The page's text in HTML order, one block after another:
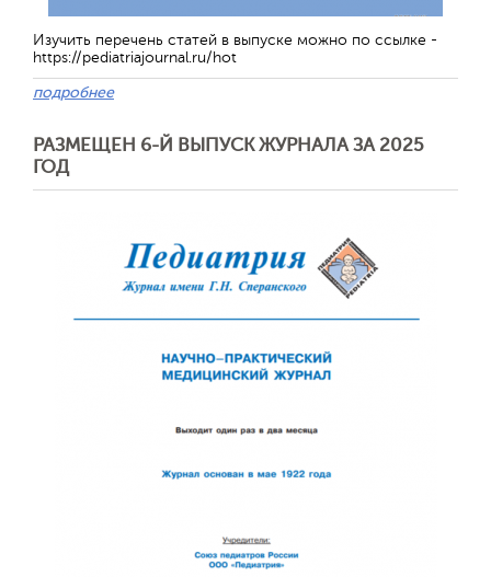
Изучить перечень статей в выпуске можно по ссылке -
https://pediatriajournal.ru/hot
подробнее
РАЗМЕЩЕН 6-Й ВЫПУСК ЖУРНАЛА ЗА 2025
ГОД